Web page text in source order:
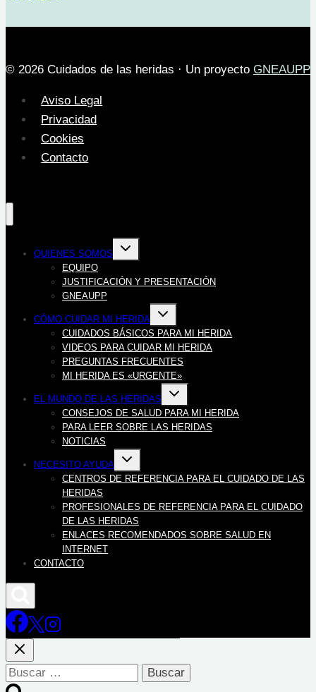
© 2026 Cuidados de las heridas · Un proyecto GNEAUPP
Aviso Legal
Privacidad
Cookies
Contacto
QUIENES SOMOS
Alternar
menú
EQUIPO
JUSTIFICACIÓN Y PRESENTACIÓN
GNEAUPP
CÓMO CUIDAR MI HERIDA
Alternar
menú
hijo
CUIDADOS BÁSICOS PARA MI HERIDA
VIDEOS PARA CUIDAR MI HERIDA
PREGUNTAS FRECUENTES
MI HERIDA ES «URGENTE»
EL MUNDO DE LAS HERIDAS
Alternar
menú
hijo
CONSEJOS DE SALUD PARA MI HERIDA
PARA LEER SOBRE LAS HERIDAS
NOTICIAS
NECESITO AYUDA
Alternar
menú
hijo
CENTROS DE REFERENCIA PARA EL CUIDADO DE LAS
HERIDAS
PROFESIONALES DE REFERENCIA PARA EL CUIDADO
DE LAS HERIDAS
ENLACES RECOMENDADOS SOBRE SALUD EN
INTERNET
CONTACTO
Buscar: